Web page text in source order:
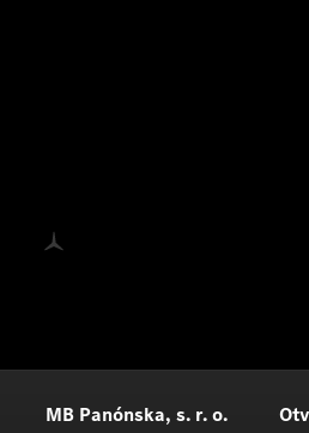
MB Panónska, s. r. o.